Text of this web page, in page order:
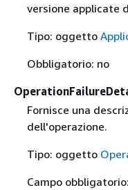
versione applicate
Tipo: oggetto
Obbligatorio: no
Fornisce una
dell'operazione.
Tipo: oggetto
Campo